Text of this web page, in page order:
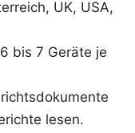
UK, USA,
bis 7 Geräte je
lesen.